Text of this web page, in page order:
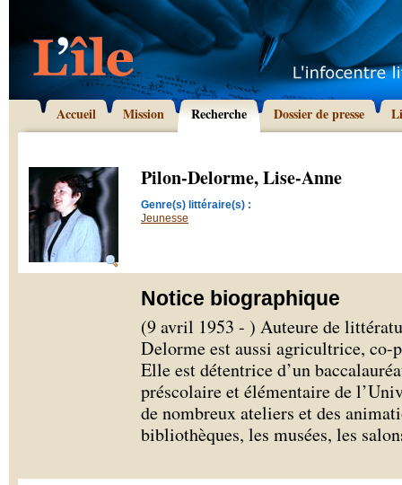
Accueil Mission Recherche Dossier de presse
Pilon-Delorme, Lise-Anne
Genre(s) littéraire(s) :
Jeunesse
Notice biographique
(9 avril 1953 - ) Auteure de
Delorme est aussi agricultrice, co-
Elle est détentrice d’un
préscolaire et élémentaire de
de nombreux ateliers et des
bibliothèques, les musées, les